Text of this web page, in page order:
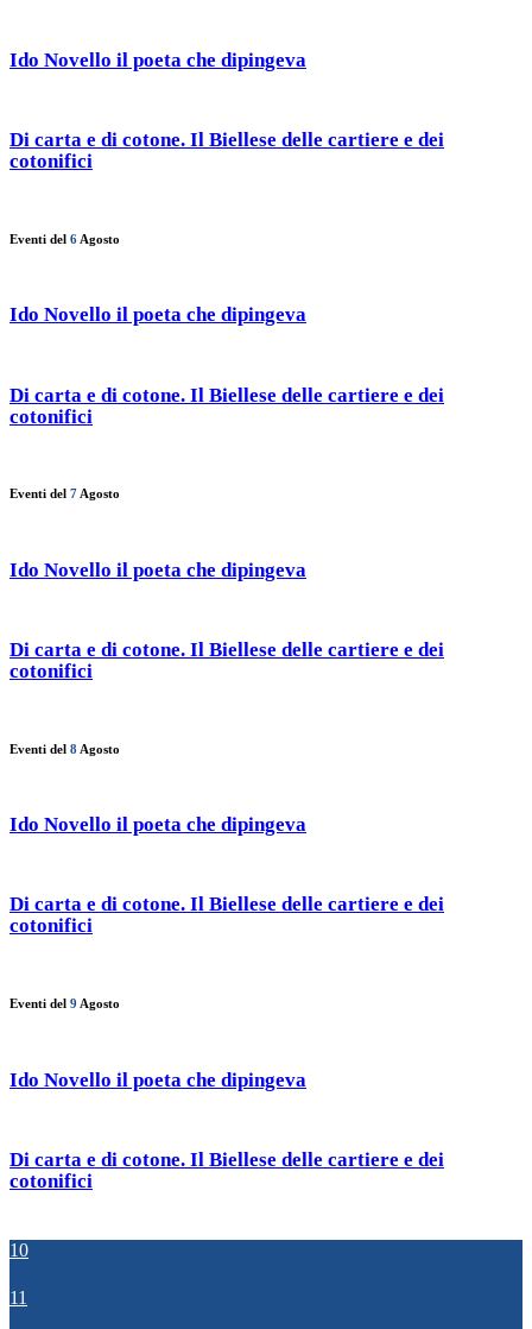
Ido Novello il poeta che dipingeva
Di carta e di cotone. Il Biellese delle cartiere e dei
cotonifici
Eventi del 6 Agosto
Ido Novello il poeta che dipingeva
Di carta e di cotone. Il Biellese delle cartiere e dei
cotonifici
Eventi del 7 Agosto
Ido Novello il poeta che dipingeva
Di carta e di cotone. Il Biellese delle cartiere e dei
cotonifici
Eventi del 8 Agosto
Ido Novello il poeta che dipingeva
Di carta e di cotone. Il Biellese delle cartiere e dei
cotonifici
Eventi del 9 Agosto
Ido Novello il poeta che dipingeva
Di carta e di cotone. Il Biellese delle cartiere e dei
cotonifici
10
11